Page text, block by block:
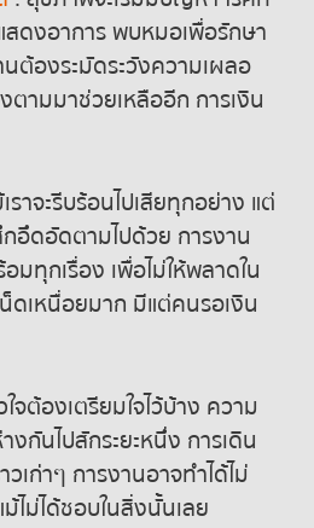
สดงอาการ พบหมอเพื่อรักษา
นต้องระมัดระวังความเผลอ
ตามมาช่วยเหลืออีก การเงิน
ราจะรีบร้อนไปเสียทุกอย่าง แต่
อึดอัดตามไปด้วย การงาน
ทุกเรื่อง เพื่อไม่ให้พลาดใน
เหนื่อยมาก มีแต่คนรอเงิน
ใจต้องเตรียมใจไว้บ้าง ความ
งกันไปสักระยะหนึ่ง การเดิน
เก่าๆ การงานอาจทำได้ไม่
ไม่ได้ชอบในสิ่งนั้นเลย